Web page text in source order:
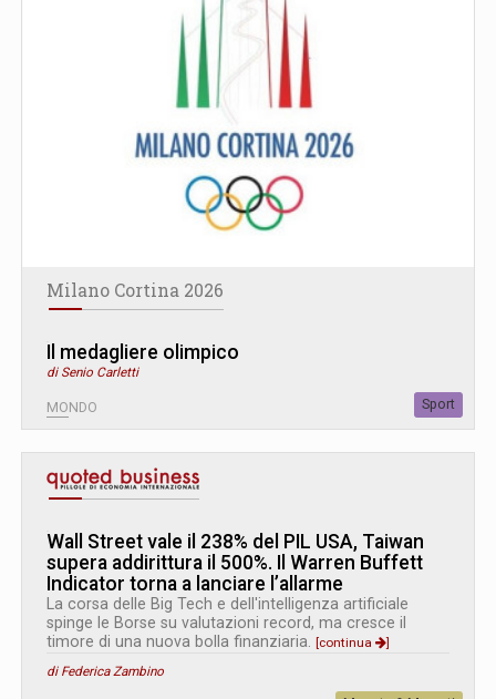
Milano Cortina 2026
Il medagliere olimpico
di Senio Carletti
MONDO Sport
Wall Street vale il 238% del PIL USA, Taiwan
supera addirittura il 500%. Il Warren Buffett
Indicator torna a lanciare l’allarme
La corsa delle Big Tech e dell'intelligenza artificiale
spinge le Borse su valutazioni record, ma cresce il
timore di una nuova bolla finanziaria. [continua
]
di Federica Zambino